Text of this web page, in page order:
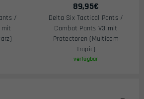
/
mit
89,95€
Delta Six Tactical Pants /
Combat Pants V3 mit
Protectoren (Multicam
Tropic)
verfügbar